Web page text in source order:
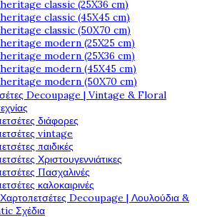
classic (25X36 cm)
classic (45X45 cm)
classic (50X70 cm)
modern (25X25 cm)
modern (25X36 cm)
modern (45X45 cm)
modern (50X70 cm)
Decoupage | Vintage & Floral
διάφορες
vintage
παιδικές
Χριστουγεννιάτικες
Πασχαλινές
καλοκαιρινές
Decoupage | Λουλούδια &
Σχέδια